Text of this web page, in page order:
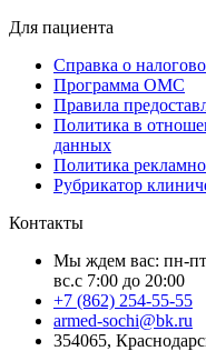
Для пациента
Справка о
Программа ОМС
Правила
Политика в
данных
Политика
Рубрикатор
Контакты
Мы ждем вас: пн-
вс.с 7:00 до 20:00
+7 (862) 254-55-55
armed-sochi@bk.ru
354065,